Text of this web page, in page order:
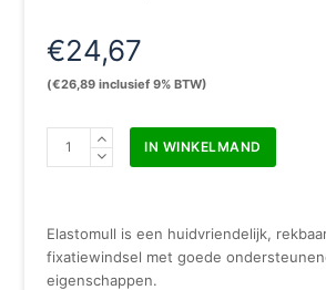
€24,67
(€26,89 inclusief 9% BTW)
Elastomull
4
m
gecellofaneerd
IN WINKELMAND
Elastomull is een huidvriendelijk,
fixatiewindsel met goede
eigenschappen.